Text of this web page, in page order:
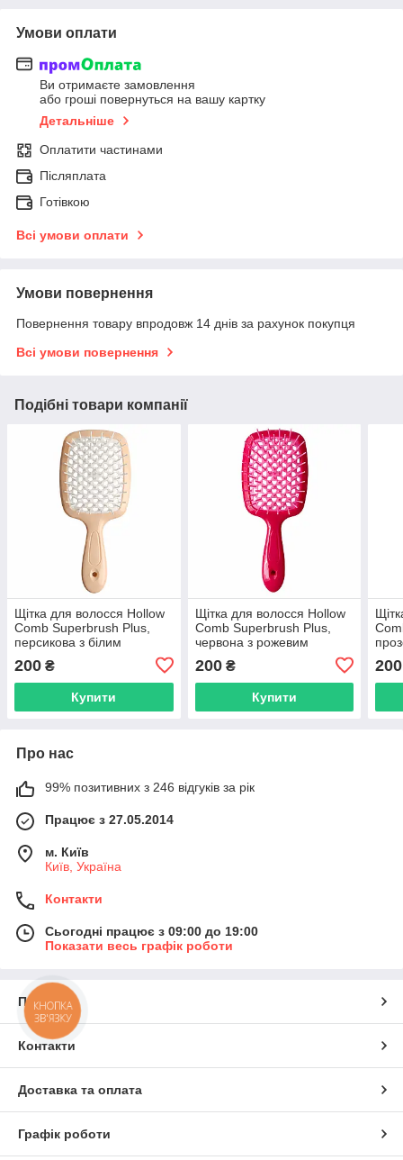
Умови оплати
Ви отримаєте замовлення
або гроші повернуться на вашу картку
Детальніше
Оплатити частинами
Післяплата
Готівкою
Всі умови оплати
Умови повернення
Повернення товару впродовж 14 днів за рахунок покупця
Всі умови повернення
Подібні товари компанії
Щітка для волосся Hollow
Comb Superbrush Plus,
персикова з білим
200 ₴
Купити
Щітка для волосся Hollow
Comb Superbrush Plus,
червона з рожевим
200₴
Купити
200
Про нас
99% позитивних з 246 відгуків за рік
Працює з 27.05.2014
м. Київ
Київ, Україна
Контакти
Сьогодні працює з 09:00 до 19:00
Показати весь графік роботи
Про нас
Контакти
Доставка та оплата
Графік роботи
КНОПКА
ЗВ'ЯЗКУ